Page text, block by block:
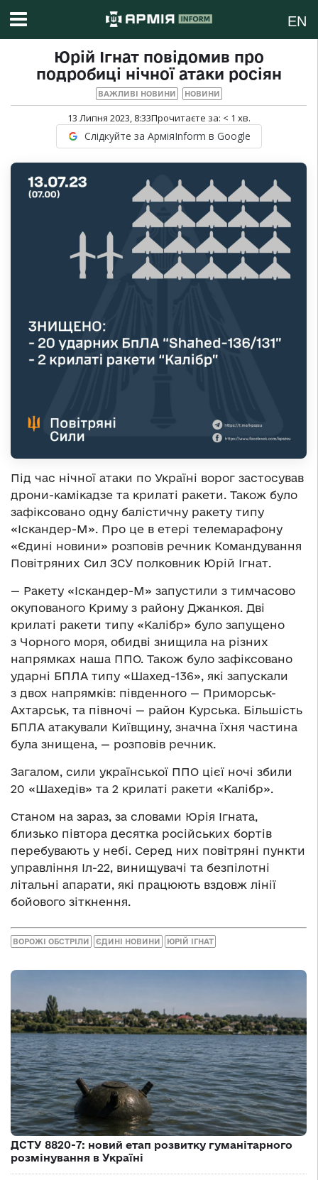
EN
Юрій Ігнат повідомив про
подробиці нічної атаки росіян
ВАЖЛИВІ НОВИНИ НОВИНИ
13 Липня 2023, 8:33Прочитаєте за: < 1 хв.
Слідкуйте за АрміяInform в Google
Під час нічної атаки по Україні ворог застосував
дрони-камікадзе та крилаті ракети. Також було
зафіксовано одну балістичну ракету типу
«Іскандер-М». Про це в етері телемарафону
«Єдині новини» розповів речник Командування
Повітряних Сил ЗСУ полковник Юрій Ігнат.
— Ракету «Іскандер-М» запустили з тимчасово
окупованого Криму з району Джанкоя. Дві
крилаті ракети типу «Калібр» було запущено
з Чорного моря, обидві знищила на різних
напрямках наша ППО. Також було зафіксовано
ударні БПЛА типу «Шахед-136», які запускали
з двох напрямків: південного — Приморськ-
Ахтарськ, та півночі — район Курська. Більшість
БПЛА атакували Київщину, значна їхня частина
була знищена, — розповів речник.
Загалом, сили української ППО цієї ночі збили
20 «Шахедів» та 2 крилаті ракети «Калібр».
Станом на зараз, за словами Юрія Ігната,
близько півтора десятка російських бортів
перебувають у небі. Серед них повітряні пункти
управління Іл-22, винищувачі та безпілотні
літальні апарати, які працюють вздовж лінії
бойового зіткнення.
ВОРОЖІ ОБСТРІЛИ ЄДИНІ НОВИНИ ЮРІЙ ІГНАТ
ДСТУ 8820-7: новий етап розвитку гуманітарного
розмінування в Україні